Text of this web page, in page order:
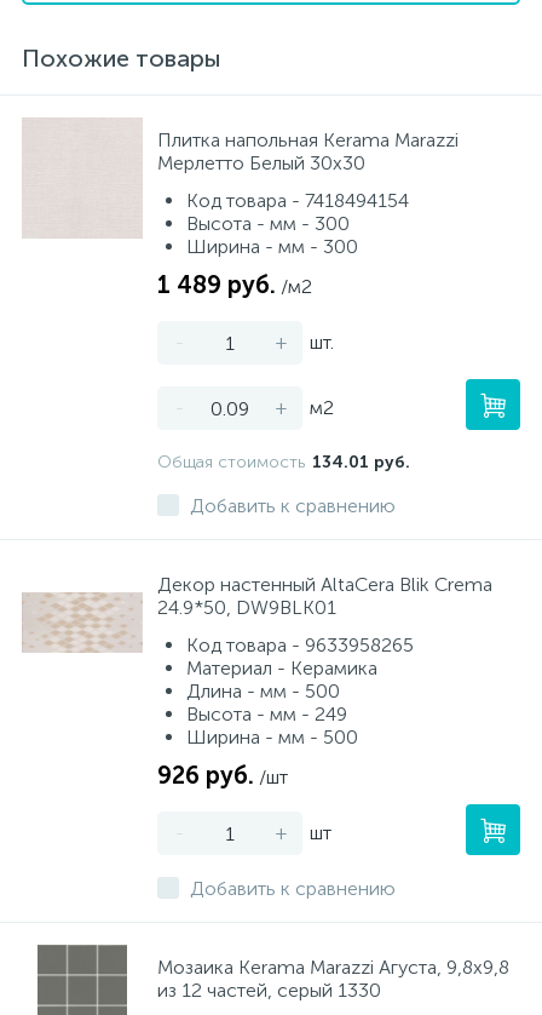
Похожие товары
Плитка напольная Kerama Marazzi
Мерлетто Белый 30х30
Код товара - 7418494154
Высота - мм - 300
Ширина - мм - 300
1 489 руб. /м2
- + шт.
- + м2
Общая стоимость 134.01 руб.
Добавить к сравнению
Декор настенный AltaCera Blik Crema
24.9*50, DW9BLK01
Код товара - 9633958265
Материал - Керамика
Длина - мм - 500
Высота - мм - 249
Ширина - мм - 500
926 руб. /шт
- + шт
Добавить к сравнению
Мозаика Kerama Marazzi Агуста, 9,8х9,8
из 12 частей, серый 1330